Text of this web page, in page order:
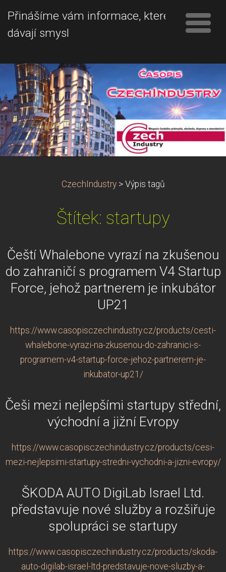
Přinášíme vám informace, které
dávají smysl
CzechIndustry > Výpis tagů
Štítek: startupy
Čeští Whalebone vyrazí na zkušenou
do zahraničí s programem V4 Startup
Force, jehož partnerem je inkubátor
UP21
https://www.casopisczechindustry.cz/products/cesti-
whalebone-vyrazi-na-zkusenou-do-zahranici-s-
programem-v4-startup-force-jehoz-partnerem-je-
inkubator-up21/
Češi mezi nejlepšími startupy střední,
východní a jižní Evropy
https://www.casopisczechindustry.cz/products/cesi-
mezi-nejlepsimi-startupy-stredni-vychodni-a-jizni-evropy/
ŠKODA AUTO DigiLab Israel Ltd.
představuje nové služby a rozšiřuje
spolupráci se startupy
https://www.casopisczechindustry.cz/products/skoda-
auto-digilab-israel-ltd-predstavuje-nove-sluzby-a-